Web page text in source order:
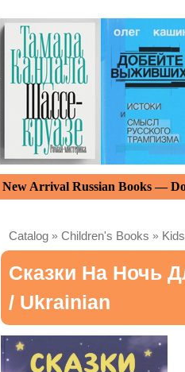
New Arrival Russian Books —
Catalog » Children's Books »
Сказки На Ночь
/ Ukrainian